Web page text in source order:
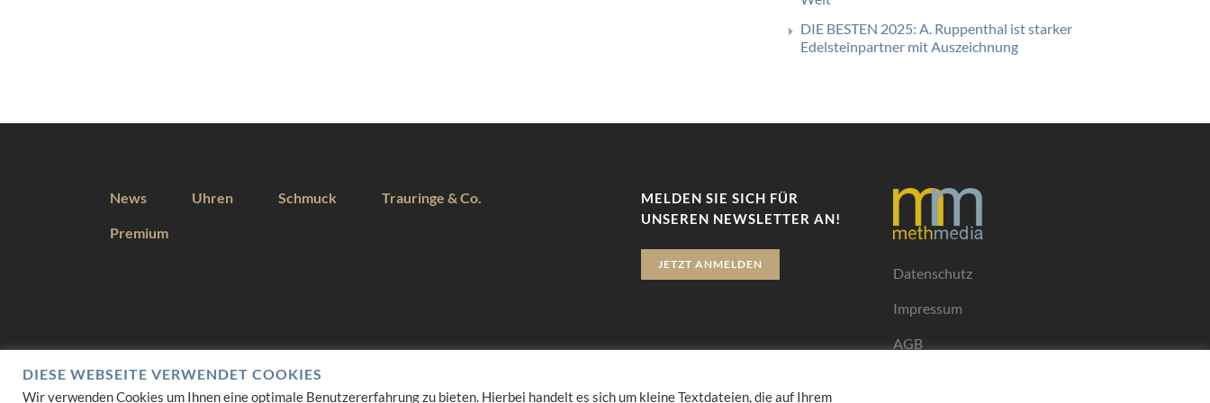
DIE BESTEN 2025: A. Ruppenthal ist starker
Edelsteinpartner mit Auszeichnung
News Uhren Schmuck Trauringe & Co.
Premium
MELDEN SIE SICH FÜR
UNSEREN NEWSLETTER AN!
JETZT ANMELDEN
Datenschutz
Impressum
AGB
DIESE WEBSEITE VERWENDET COOKIES
Wir verwenden Cookies um Ihnen eine optimale Benutzererfahrung zu bieten. Hierbei handelt es sich um kleine Textdateien, die auf Ihrem